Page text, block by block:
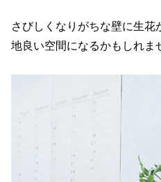
さびしくなりがちな壁に生
地良い空間になるかもしれま